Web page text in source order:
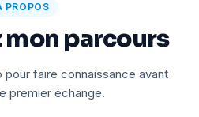
PROPOS
mon parcours
pour faire connaissance avant
premier échange.